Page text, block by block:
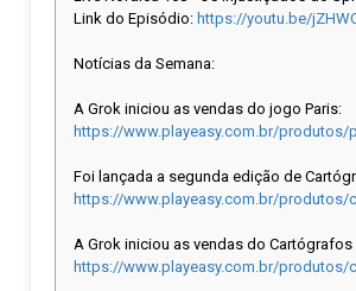
Link do Episódio: https://youtu.be/
Notícias da Semana:
A Grok iniciou as vendas do jogo Paris:
https://www.playeasy.com.br/produtos/
Foi lançada a segunda edição de
https://www.playeasy.com.br/
A Grok iniciou as vendas do
https://www.playeasy.com.br/